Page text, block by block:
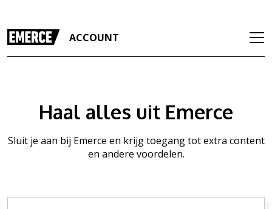
ACCOUNT
Haal alles uit Emerce
Sluit je aan bij Emerce en krijg toegang tot extra content
en andere voordelen.